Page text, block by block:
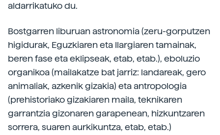
aldarrikatuko du.
Bostgarren liburuan astronomia (zeru-gorputzen
higidurak, Eguzkiaren eta Ilargiaren tamainak,
beren fase eta eklipseak, etab, etab.), eboluzio
organikoa (mailakatze bat jarriz: landareak, gero
animaliak, azkenik gizakia) eta antropologia
(prehistoriako gizakiaren maila, teknikaren
garrantzia gizonaren garapenean, hizkuntzaren
sorrera, suaren aurkikuntza, etab, etab.)